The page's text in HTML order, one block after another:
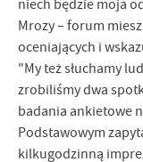
niech będzie moja
Mrozy – forum
oceniających i
"My też słuchamy
zrobiliśmy dwa
badania ankietowe
Podstawowym
kilkugodzinną